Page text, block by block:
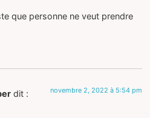
que personne ne veut prendre
dit : novembre 2, 2022 à 5:54 pm